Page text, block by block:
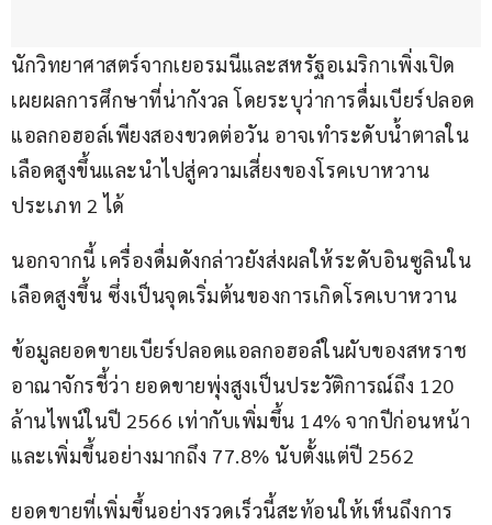
นักวิทยาศาสตร์จากเยอรมนีและสหรัฐอเมริกาเพิ่งเปิด
เผยผลการศึกษาที่น่ากังวล โดยระบุว่าการดื่มเบียร์ปลอด
แอลกอฮอล์เพียงสองขวดต่อวัน อาจเทำระดับน้ำตาลใน
เลือดสูงขึ้นและนำไปสู่ความเสี่ยงของโรคเบาหวาน
ประเภท 2 ได้
นอกจากนี้ เครื่องดื่มดังกล่าวยังส่งผลให้ระดับอินซูลินใน
เลือดสูงขึ้น ซึ่งเป็นจุดเริ่มต้นของการเกิดโรคเบาหวาน
ข้อมูลยอดขายเบียร์ปลอดแอลกอฮอล์ในผับของสหราช
อาณาจักรชี้ว่า ยอดขายพุ่งสูงเป็นประวัติการณ์ถึง 120
ล้านไพน์ในปี 2566 เท่ากับเพิ่มขึ้น 14% จากปีก่อนหน้า
และเพิ่มขึ้นอย่างมากถึง 77.8% นับตั้งแต่ปี 2562
ยอดขายที่เพิ่มขึ้นอย่างรวดเร็วนี้สะท้อนให้เห็นถึงการ